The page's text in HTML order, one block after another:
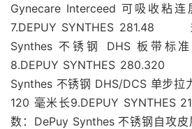
Gynecare Interceed 可吸收粘
7.DEPUY SYNTHES 281.48
Synthes 不锈钢 DHS 板带标
8.DEPUY SYNTHES 280.320
Synthes 不锈钢 DHS/DCS 单步拉
120 毫米长9.DEPUY
数：DePuy Synthes 不锈钢自攻